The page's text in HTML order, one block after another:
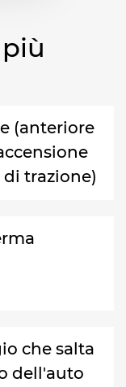
(anteriore
di trazione)
che salta
dell'auto